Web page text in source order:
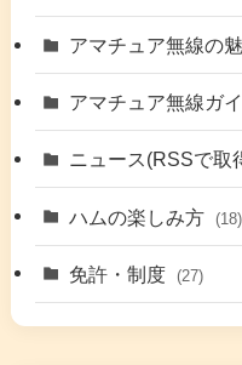
(48)
(9)
(6)
アマチュア無線の
アマチュア無線ガ
(42)
(5) (41)
ニュース(RSSで取
ハムの楽しみ方 (18)
免許・制度 (27)
(5)